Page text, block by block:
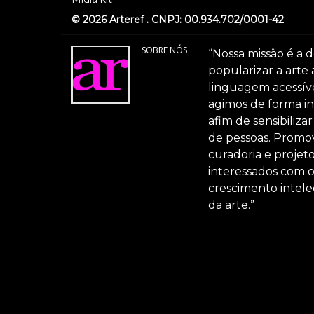
© 2026 Arteref . CNPJ: 00.934.702/0001-42
SOBRE NÓS
“Nossa missão é
popularizar a arte
linguagem
agimos de forma
afim de
de pessoas.
curadoria e
interessados com
crescimento
da arte.”